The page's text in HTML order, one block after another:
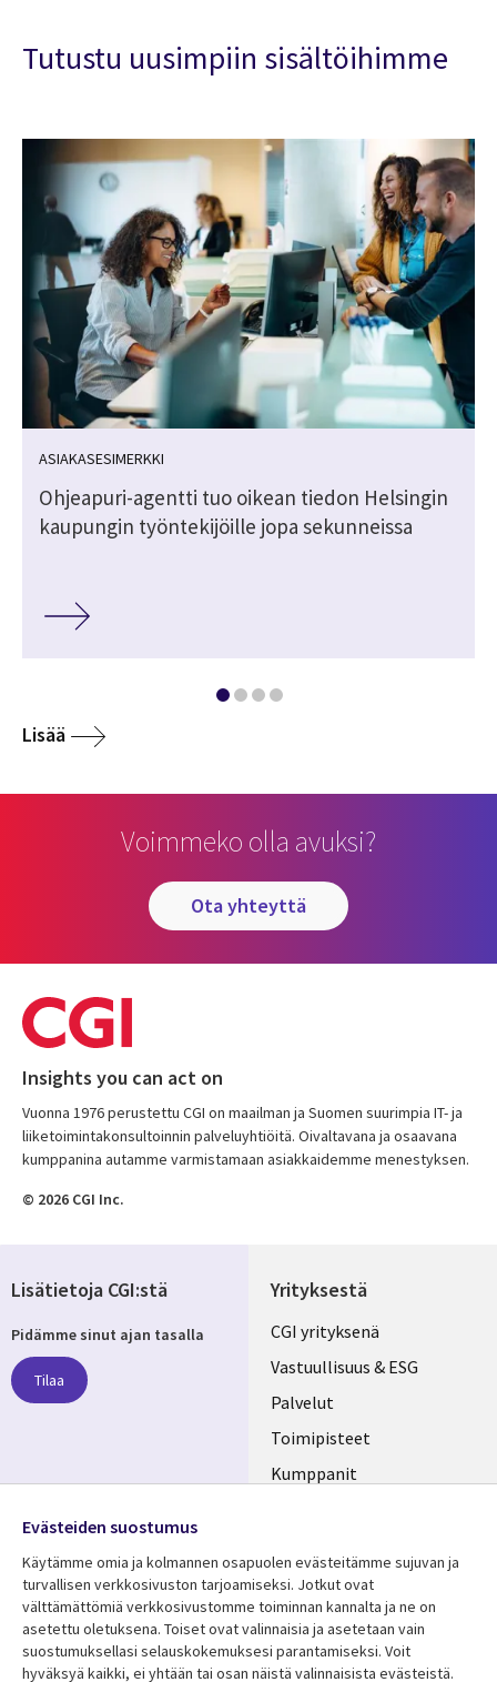
Tutustu uusimpiin sisältöihimme
ASIAKASESIMERKKI
Ohjeapuri-agentti tuo oikean tiedon Helsingin
kaupungin työntekijöille jopa sekunneissa
Lisää
Voimmeko olla avuksi?
ota yhteyttä
Insights you can act on
Vuonna 1976 perustettu CGI on maailman ja Suomen suurimpia IT- ja
liiketoimintakonsultoinnin palveluyhtiöitä. Oivaltavana ja osaavana
kumppanina autamme varmistamaan asiakkaidemme menestyksen.
© 2026 CGI Inc.
Yrityksestä
Useful
links
FINLAND
CGI yrityksenä
Vastuullisuus & ESG
Palvelut
Toimipisteet
Kumppanit
Resurssikeskus Lisätietoa
Lisätietoja CGI:stä
Pidämme sinut ajan tasalla
Tilaa
Media
FINLAND
Evästeiden suostumus
Käytämme omia ja kolmannen osapuolen evästeitämme sujuvan ja
turvallisen verkkosivuston tarjoamiseksi. Jotkut ovat
välttämättömiä verkkosivustomme toiminnan kannalta ja ne on
asetettu oletuksena. Toiset ovat valinnaisia ​​ja asetetaan vain
suostumuksellasi selauskokemuksesi parantamiseksi. Voit
hyväksyä kaikki, ei yhtään tai osan näistä valinnaisista evästeistä.